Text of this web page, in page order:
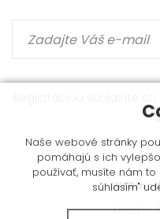
Úvod
Naše webové stránky
pomáhajú s ich
používať, musíte nám to
súhlasím"